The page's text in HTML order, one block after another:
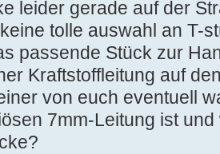
leider gerade auf der
tolle auswahl an T-
passende Stück zur
Kraftstoffleitung auf
von euch eventuell
7mm-Leitung ist